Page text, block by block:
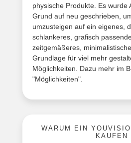
physische Produkte. Es wurde
Grund auf neu geschrieben,
umzusteigen auf ein eigenes,
schlankeres, grafisch
zeitgemäßeres,
Grundlage für viel mehr
Möglichkeiten. Dazu mehr im
"Möglichkeiten".
WARUM EIN
KAUFEN